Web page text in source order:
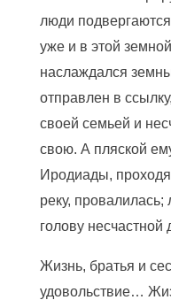
люди
уже и в этой
наслаждался
отправлен в
своей семьей и
свою. А пляской
Иродиады,
реку,
голову несчастной
Жизнь, братья и
удовольствие…